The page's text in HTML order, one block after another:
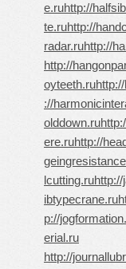
e.ruhttp://
te.ruhttp://
radar.ruhttp://
http://
oyteeth.ru
://
olddown.ru
ere.ruhttp://
lcutting.ru
ibtypecrane.ru
p://
erial.ru
http://